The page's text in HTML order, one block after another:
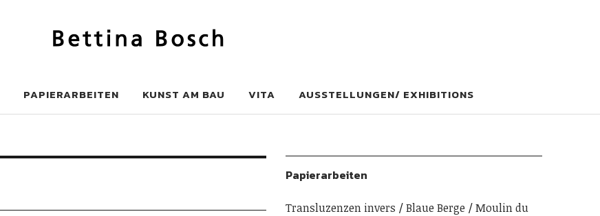
PAPIERARBEITEN KUNST AM BAU VITA AUSSTELLUNGEN/ EXHIBITIONS
Papierarbeiten
Transluzenzen invers Blaue Berge
Moulin du